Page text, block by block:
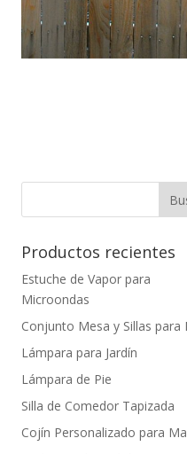
Productos recientes
Estuche de Vapor para
Microondas
Conjunto Mesa y Sillas para
Lámpara para Jardín
Lámpara de Pie
Silla de Comedor Tapizada
Cojín Personalizado para